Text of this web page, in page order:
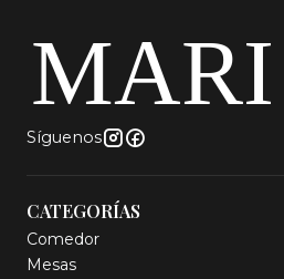
Síguenos
CATEGORÍAS
Comedor
Mesas